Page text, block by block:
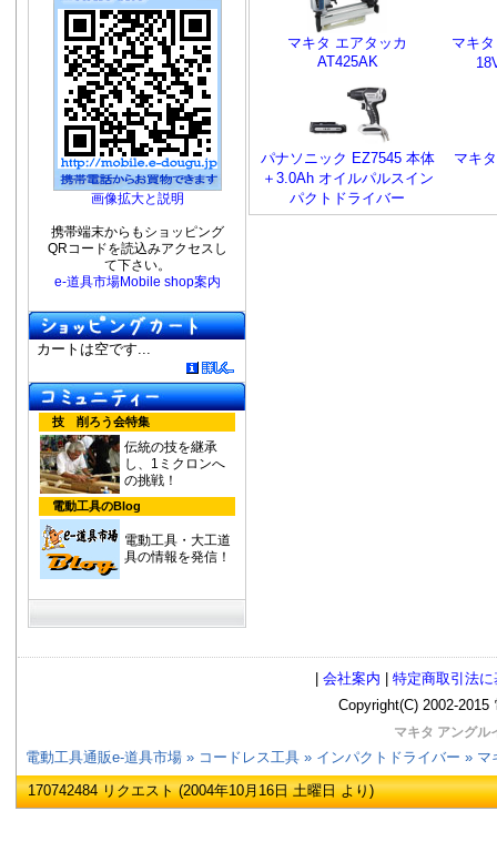
画像拡大と説明
携帯端末からもショッピング
QRコードを読込みアクセスし
て下さい。
e-道具市場Mobile shop案内
カートは空です...
技 削ろう会特集
伝統の技を継承
し、1ミクロンへ
の挑戦！
電動工具のBlog
電動工具・大工道
具の情報を発信！
マキタ エアタッカ
AT425AK
マキ
パナソニック EZ7545 本体
＋3.0Ah オイルパルスイン
パクトドライバー
マキ
| 会社案内 | 特定商取引法
Copyright(C) 2002-
マキタ アングル
電動工具通販e-道具市場 » コードレス工具 » インパクトドライバー » マ
170742484 リクエスト (2004年10月16日 土曜日 より)